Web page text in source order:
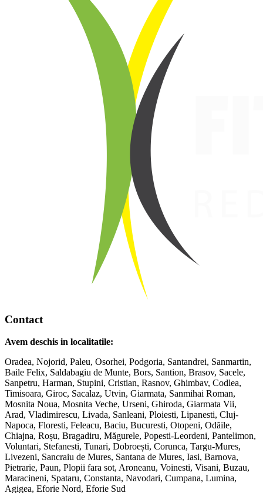
Contact
Avem deschis in localitatile:
Oradea, Nojorid, Paleu, Osorhei, Podgoria, Santandrei, Sanmartin,
Baile Felix, Saldabagiu de Munte, Bors, Santion, Brasov, Sacele,
Sanpetru, Harman, Stupini, Cristian, Rasnov, Ghimbav, Codlea,
Timisoara, Giroc, Sacalaz, Utvin, Giarmata, Sanmihai Roman,
Mosnita Noua, Mosnita Veche, Urseni, Ghiroda, Giarmata Vii,
Arad, Vladimirescu, Livada, Sanleani, Ploiesti, Lipanesti, Cluj-
Napoca, Floresti, Feleacu, Baciu, Bucuresti, Otopeni, Odăile,
Chiajna, Roșu, Bragadiru, Măgurele, Popesti-Leordeni, Pantelimon,
Voluntari, Stefanesti, Tunari, Dobroești, Corunca, Targu-Mures,
Livezeni, Sancraiu de Mures, Santana de Mures, Iasi, Barnova,
Pietrarie, Paun, Plopii fara sot, Aroneanu, Voinesti, Visani, Buzau,
Maracineni, Spataru, Constanta, Navodari, Cumpana, Lumina,
Agigea, Eforie Nord, Eforie Sud